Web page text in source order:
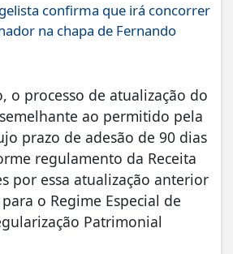
confirma que irá concorrer
na chapa de Fernando
o processo de atualização do
ao permitido pela
prazo de adesão de 90 dias
regulamento da Receita
por essa atualização anterior
o Regime Especial de
Patrimonial